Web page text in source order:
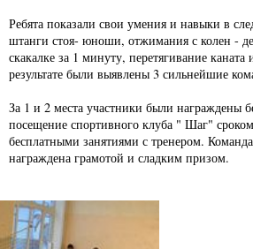
Ребята показали свои умения и навыки в
штанги стоя- юноши, отжимания с колен -
скакалке за 1 минуту, перетягивание каната
результате были выявлены 3 сильнейшие
За 1 и 2 места участники были награждены
посещение спортивного клуба " Шаг"
бесплатными занятиями с тренером.
награждена грамотой и сладким призом.